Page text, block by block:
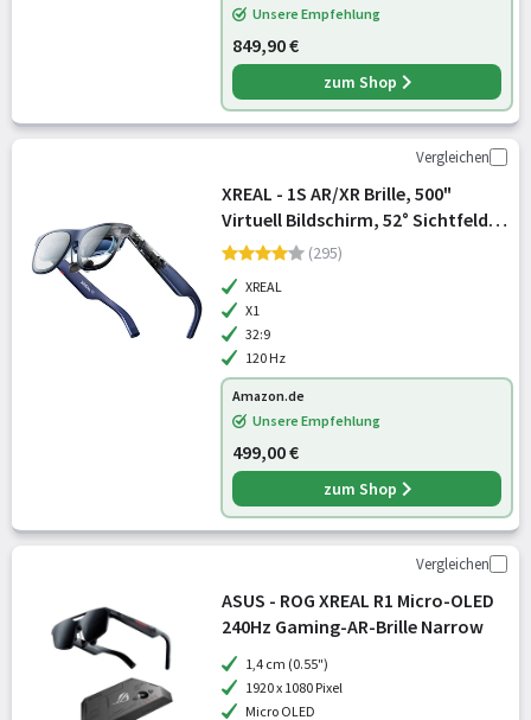
Unsere Empfehlung
849,90 €
zum Shop
Vergleichen
XREAL - 1S AR/XR Brille, 500"
Virtuell Bildschirm, 52° Sichtfeld,
Native 3DoF, REAL 3D AR Glasses
USB-C DP-Geräte & iPhone 17
(295)
XREAL
X1
32:9
120 Hz
Amazon.de
Unsere Empfehlung
499,00 €
zum Shop
Vergleichen
ASUS - ROG XREAL R1 Micro-OLED
240Hz Gaming-AR-Brille Narrow
1,4 cm (0.55")
1920 x 1080 Pixel
Micro OLED